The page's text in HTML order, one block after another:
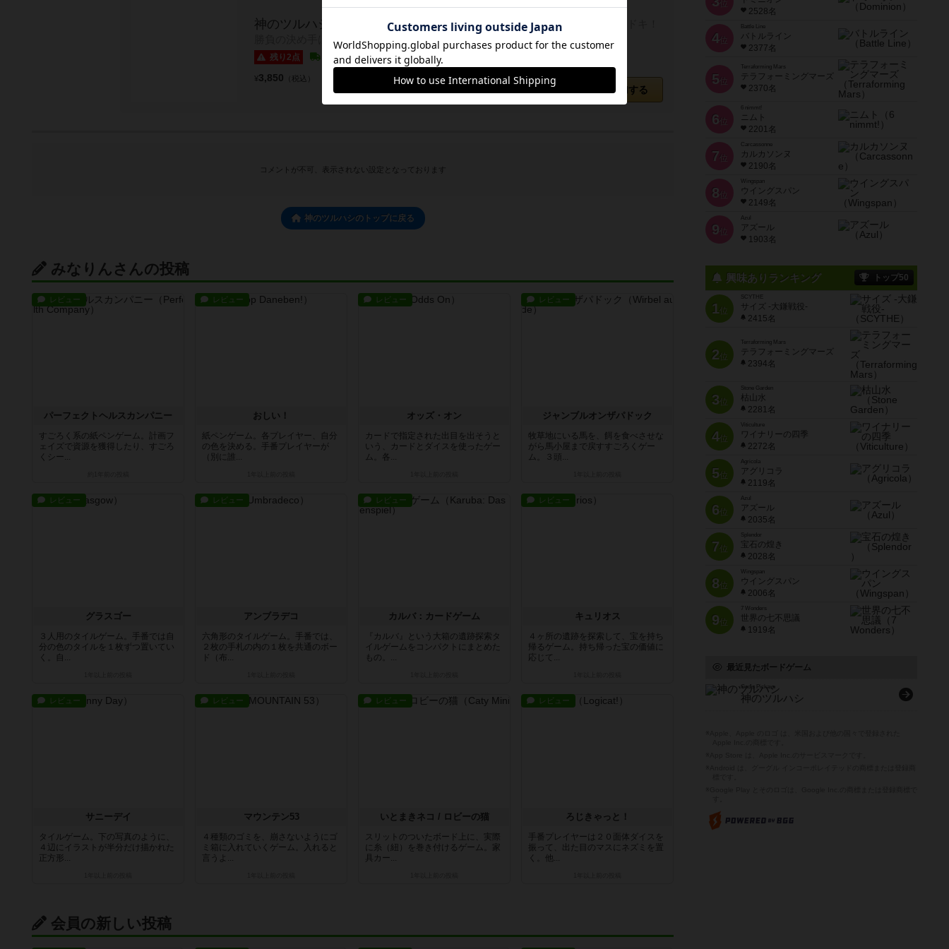
神のツルハシの通販
伝説の鉱石をドンドン採掘！鉱石売却レートにドキドキ！
勝負の決め手は判断力と幸運！
残り2点 1～2営業日以内に発送 日本語ルール付き/日本語版
カートに追加する
¥3,850 （税込）
コメントが不可、表示されない設定となっております
神のツルハシのトップに戻る
みなりんさんの投稿
レビュー
パーフェクトヘルスカンパニー
すごろく系の紙ペンゲーム。計画フ
ェイズで資源を獲得したり、すごろ
くシー...
レビュー
おしい！
紙ペンゲーム。各プレイヤー、自分
の色を決める。手番プレイヤーが
（別に誰...
レビュー
オッズ・オン
カードで指定された出目を出そうと
いう、カードとダイスを使ったゲー
ム。各...
レビュー
ジャンブルオンザパドック
牧草地にいる馬を、餌を食べさせな
がら馬小屋まで戻すすごろくゲー
ム。３頭...
レビュー
グラスゴー
３人用のタイルゲーム。手番では自
分の色のタイルを１枚ずつ置いてい
く。自...
レビュー
アンブラデコ
六角形のタイルゲーム。手番では、
２枚の手札の内の１枚を共通のボー
ド（布...
レビュー
カルバ：カードゲーム
『カルバ』という大箱の遺跡探索タ
イルゲームをコンパクトにまとめた
もの。...
レビュー
キュリオス
４ヶ所の遺跡を探索して、宝を持ち
帰るゲーム。持ち帰った宝の価値に
応じて...
レビュー
サニーデイ
タイルゲーム。下の写真のように、
４辺にイラストが半分だけ描かれた
正方形...
レビュー
マウンテン53
４種類のゴミを、崩さないようにゴ
ミ箱に入れていくゲーム。入れると
言うよ...
レビュー
いとまきネコ / ロビーの猫
スリットのついたボード上に、実際
に糸（紐）を巻き付けるゲーム。家
具カー...
レビュー
ろじきゃっと！
手番プレイヤーは２０面体ダイスを
振って、出た目のマスにネズミを置
く。他...
会員の新しい投稿
位
2528名
4位
Battle Line
バトルライン
2377名
5 位
Terraforming Mars
テラフォーミングマーズ
2370名
6 位
ニムト
2201名
7 位
Carcassonne
カルカソンヌ
2190名
8 位
Wingspan
ウイングスパン
2149名
9 位
Azul
アズール
1903名
興味ありランキング トップ50
1位
SCYTHE
サイズ -大鎌戦役-
2415名
2位
Terraforming Mars
テラフォーミングマーズ
2394名
3位
Stone Garden
枯山水
2281名
4位
Viticulture
ワイナリーの四季
2272名
5位
Agricola
アグリコラ
2119名
6位
Azul
アズール
2035名
7位
宝石の煌き
2028名
8位
Wingspan
ウイングスパン
2006名
9位
7 Wonders
世界の七不思議
1919名
最近見たボードゲーム
God's Pickaxe
神のツルハシ